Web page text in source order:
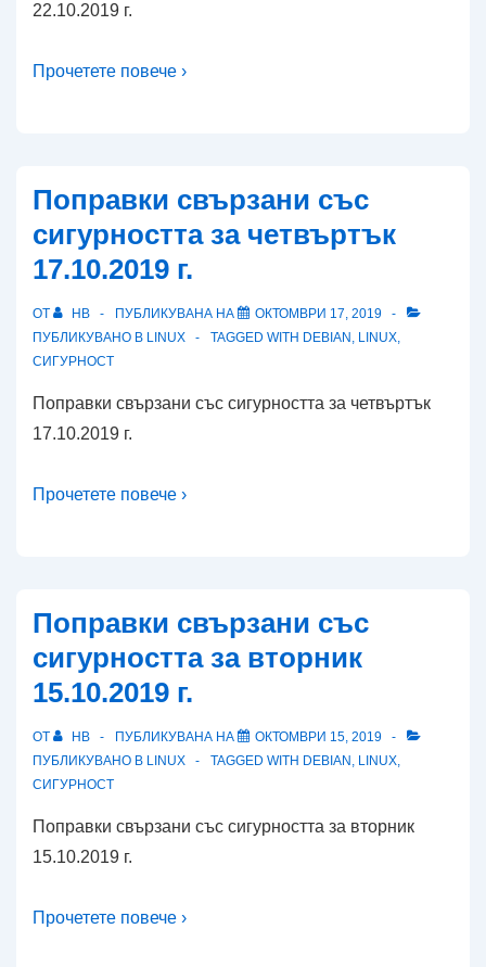
22.10.2019 г.
Прочетете повече ›
Поправки свързани със
сигурността за четвъртък
17.10.2019 г.
ОТ HB ПУБЛИКУВАНА НА
ОКТОМВРИ 17, 2019
ПУБЛИКУВАНО В LINUX TAGGED WITH DEBIAN , LINUX,
СИГУРНОСТ
Поправки свързани със сигурността за четвъртък
17.10.2019 г.
Прочетете повече ›
Поправки свързани със
сигурността за вторник
15.10.2019 г.
ОТ HB ПУБЛИКУВАНА НА
ОКТОМВРИ 15, 2019
ПУБЛИКУВАНО В LINUX TAGGED WITH DEBIAN , LINUX,
СИГУРНОСТ
Поправки свързани със сигурността за вторник
15.10.2019 г.
Прочетете повече ›